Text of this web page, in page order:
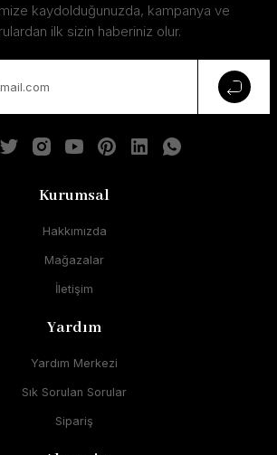
kaydolduğunuzda, kampanya ve
ilk sizin haberiniz olur.
Kurumsal
Hakkımızda
Mağazalar
İletişim
Yardım
Yardım Merkezi
Sık Sorulan Sorular
Sipariş